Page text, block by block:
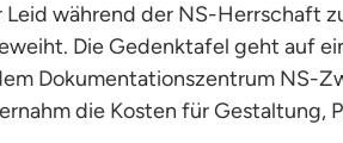
während der NS-Herrschaft
Die Gedenktafel geht auf
Dokumentationszentrum NS-
die Kosten für Gestaltung,